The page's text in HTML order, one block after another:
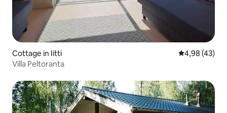
Cottage in Iitti
4,98 (43)
Villa Peltoranta